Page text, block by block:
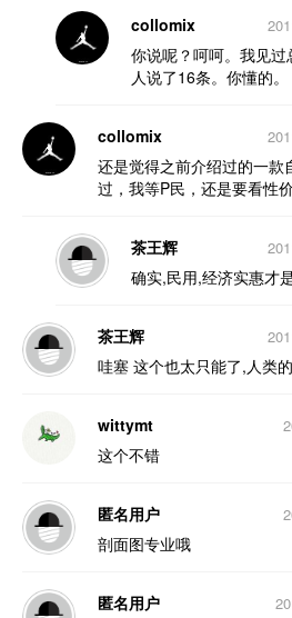
collomix
你说呢？呵呵。我见
人说了16条。你懂的。
collomix
还是觉得之前介绍过的一款
过，我等P民，还是要看性价
茶王辉
确实,民用,经济实惠才
茶王辉
哇塞 这个也太只能了,人类
wittymt
这个不错
匿名用户
剖面图专业哦
匿名用户